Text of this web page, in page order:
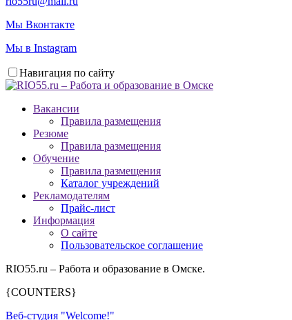
Мы Вконтакте
Мы в Instagram
Навигация по сайту
Вакансии
Правила размещения
Резюме
Правила размещения
Обучение
Правила размещения
Каталог учреждений
Рекламодателям
Прайс-лист
Информация
О сайте
Пользовательское соглашение
RIO55.ru – Работа и образование в Омске.
{COUNTERS}
Веб-студия "Welcome!"